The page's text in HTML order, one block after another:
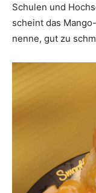
Schulen und
scheint das
nenne, gut zu